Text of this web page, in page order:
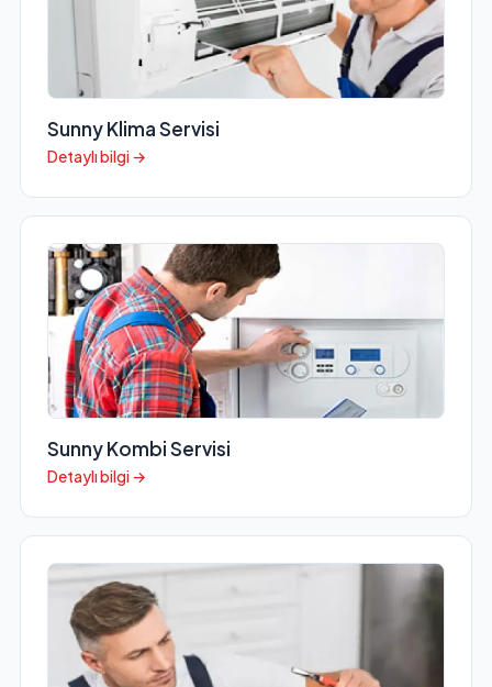
Sunny Klima Servisi
Detaylı bilgi →
Sunny Kombi Servisi
Detaylı bilgi →